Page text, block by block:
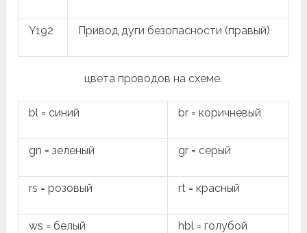
Y192 Привод дуги безопасности (правый)
цвета проводов на схеме.
bl = синий br = коричневый
gn = зеленый gr = серый
rs = розовый rt = красный
ws = белый hbl = голубой